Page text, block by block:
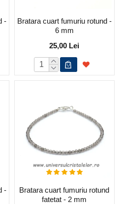
-
Bratara cuart fumuriu rotund -
6 mm
25,00 Lei
-
Bratara cuart fumuriu rotund
fatetat - 2 mm